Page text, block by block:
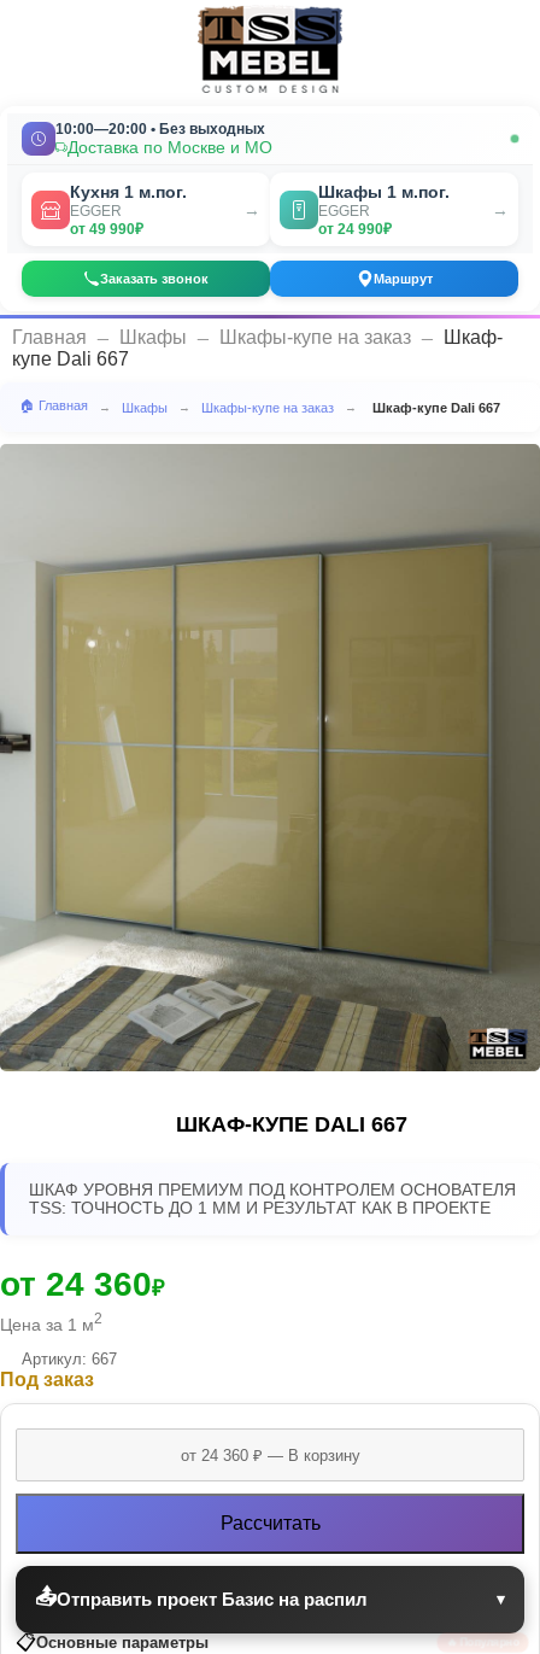
10:00—20:00 • Без выходных
Доставка по Москве и МО
Кухня 1 м.пог.
EGGER
от 49 990₽
→
Шкафы 1 м.пог.
EGGER
от 24 990₽
→
Заказать звонок Маршрут
Главная Шкафы Шкафы-купе на заказ
Шкаф-
купе Dali 667
🏠 Главная → Шкафы → Шкафы-купе на заказ → Шкаф-купе Dali 667
ШКАФ-КУПЕ DALI 667
ШКАФ УРОВНЯ ПРЕМИУМ ПОД КОНТРОЛЕМ ОСНОВАТЕЛЯ
TSS: ТОЧНОСТЬ ДО 1 ММ И РЕЗУЛЬТАТ КАК В ПРОЕКТЕ
от 24 360₽
Цена за 1 м2
Артикул: 667
Под заказ
Рассчитать
📤Отправить проект Базис на распил ▾
📋Основные параметры 🔥 Популярно